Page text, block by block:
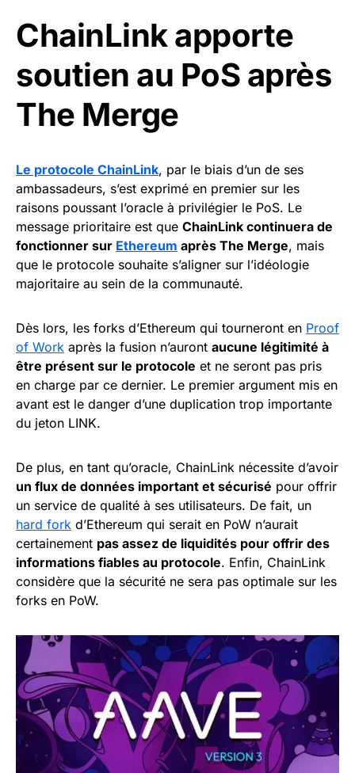
ChainLink apporte
soutien au PoS après
The Merge
Le protocole ChainLink, par le biais d’un de ses
ambassadeurs, s’est exprimé en premier sur les
raisons poussant l’oracle à privilégier le PoS. Le
message prioritaire est que ChainLink continuera de
fonctionner sur Ethereum après The Merge, mais
que le protocole souhaite s’aligner sur l’idéologie
majoritaire au sein de la communauté.
Dès lors, les forks d’Ethereum qui tourneront en Proof
of Work après la fusion n’auront aucune légitimité à
être présent sur le protocole et ne seront pas pris
en charge par ce dernier. Le premier argument mis en
avant est le danger d’une duplication trop importante
du jeton LINK.
De plus, en tant qu’oracle, ChainLink nécessite d’avoir
un flux de données important et sécurisé pour offrir
un service de qualité à ses utilisateurs. De fait, un
hard fork d’Ethereum qui serait en PoW n’aurait
certainement pas assez de liquidités pour offrir des
informations fiables au protocole. Enfin, ChainLink
considère que la sécurité ne sera pas optimale sur les
forks en PoW.